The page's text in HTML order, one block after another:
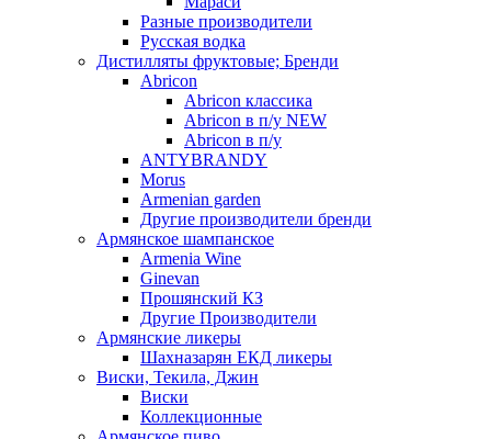
Разные производители
Русская водка
Дистилляты фруктовые; Бренди
Abricon
Abricon классика
Abricon в п/у NEW
Abricon в п/у
ANTYBRANDY
Morus
Armenian garden
Другие производители бренди
Армянское шампанское
Armenia Wine
Ginevan
Прошянский КЗ
Другие Производители
Армянские ликеры
Шахназарян ЕКД ликеры
Виски, Текила, Джин
Виски
Коллекционные